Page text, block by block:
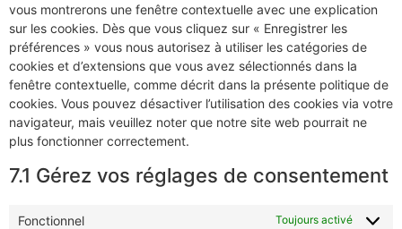
vous montrerons une fenêtre contextuelle avec une explication
sur les cookies. Dès que vous cliquez sur « Enregistrer les
préférences » vous nous autorisez à utiliser les catégories de
cookies et d’extensions que vous avez sélectionnés dans la
fenêtre contextuelle, comme décrit dans la présente politique de
cookies. Vous pouvez désactiver l’utilisation des cookies via votre
navigateur, mais veuillez noter que notre site web pourrait ne
plus fonctionner correctement.
7.1 Gérez vos réglages de consentement
Fonctionnel Toujours activé